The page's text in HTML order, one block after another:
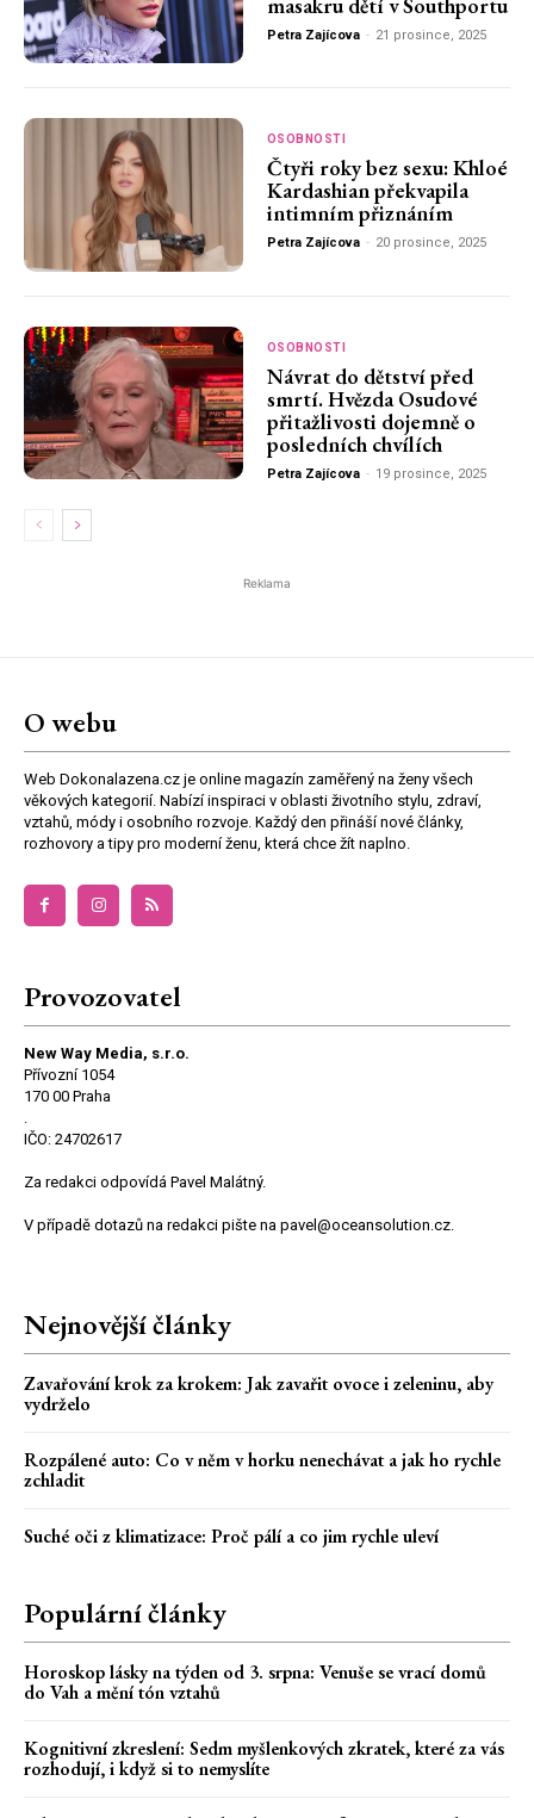
Petra Zajícova - 21 prosince, 2025
OSOBNOSTI
Čtyři roky bez sexu: Khloé
Kardashian překvapila
intimním přiznáním
Petra Zajícova - 20 prosince, 2025
OSOBNOSTI
Návrat do dětství před
smrtí. Hvězda Osudové
přitažlivosti dojemně o
posledních chvílích
Petra Zajícova - 19 prosince, 2025
Reklama
O webu
Web Dokonalazena.cz je online magazín zaměřený na ženy všech
věkových kategorií. Nabízí inspiraci v oblasti životního stylu, zdraví,
vztahů, módy i osobního rozvoje. Každý den přináší nové články,
rozhovory a tipy pro moderní ženu, která chce žít naplno.
Provozovatel
New Way Media, s.r.o.
Přívozní 1054
170 00 Praha
.
IČO: 24702617
Za redakci odpovídá Pavel Malátný.
V případě dotazů na redakci pište na pavel@oceansolution.cz.
Nejnovější články
Zavařování krok za krokem: Jak zavařit ovoce i zeleninu, aby
vydrželo
Rozpálené auto: Co v něm v horku nenechávat a jak ho rychle
zchladit
Suché oči z klimatizace: Proč pálí a co jim rychle uleví
Populární články
Horoskop lásky na týden od 3. srpna: Venuše se vrací domů
do Vah a mění tón vztahů
Kognitivní zkreslení: Sedm myšlenkových zkratek, které za vás
rozhodují, i když si to nemyslíte